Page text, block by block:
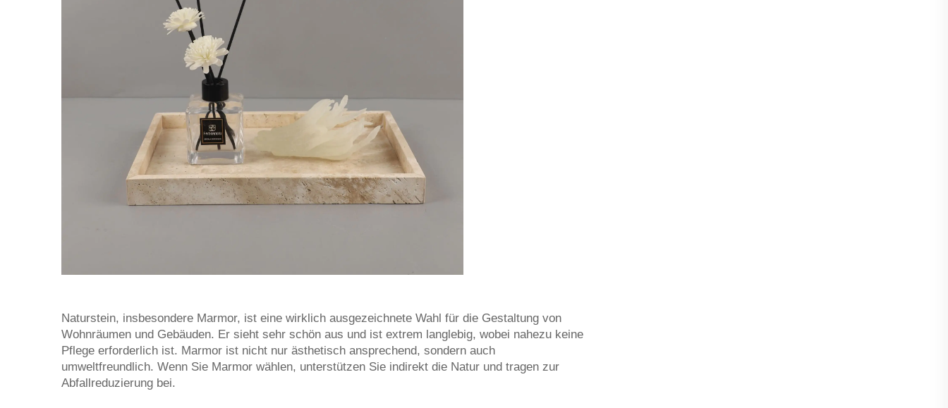
Naturstein, insbesondere Marmor, ist eine wirklich ausgezeichnete Wahl für die Gestaltung von
Wohnräumen und Gebäuden. Er sieht sehr schön aus und ist extrem langlebig, wobei nahezu keine
Pflege erforderlich ist. Marmor ist nicht nur ästhetisch ansprechend, sondern auch
umweltfreundlich. Wenn Sie Marmor wählen, unterstützen Sie indirekt die Natur und tragen zur
Abfallreduzierung bei.